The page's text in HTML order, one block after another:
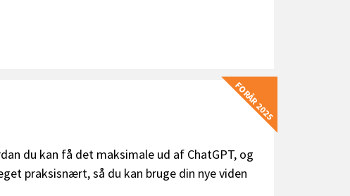
FORÅR 2025
du kan få det maksimale ud af ChatGPT, og
praksisnært, så du kan bruge din nye viden